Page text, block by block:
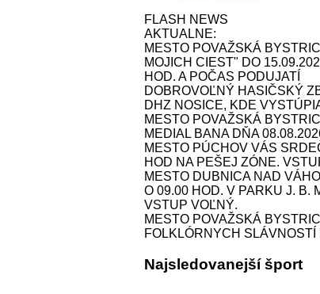
FLASH NEWS
AKTUALNE:
MESTO POVAŽSKÁ
MOJICH CIEST" DO
HOD. A POČAS PODUJATÍ
DOBROVOĽNÝ HASIČSKÝ
DHZ NOSICE, KDE
MESTO POVAŽSKÁ
MEDIAL BANA DŇA
MESTO PÚCHOV VÁS
HOD NA PEŠEJ ZÓNE.
MESTO DUBNICA NAD
O 09.00 HOD. V PARKU J. B.
VSTUP VOĽNÝ.
MESTO POVAŽSKÁ
FOLKLÓRNYCH
Najsledovanejší šport